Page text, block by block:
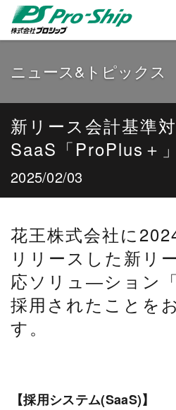
ニュース&トピックス
新リース会計基準
SaaS「ProPlus＋
2025/02/03
花王株式会社に
リリースした新リ
応ソリュ―ション
採用されたことを
す。
【採用システム(SaaS)】